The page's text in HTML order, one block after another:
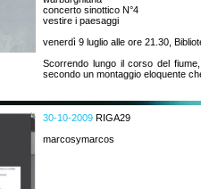
concerto sinottico N°4
vestire i paesaggi
venerdì 9 luglio alle ore 21.30,
Scorrendo lungo il corso del
secondo un montaggio eloquente
30-10-2009 RIGA29
marcosymarcos